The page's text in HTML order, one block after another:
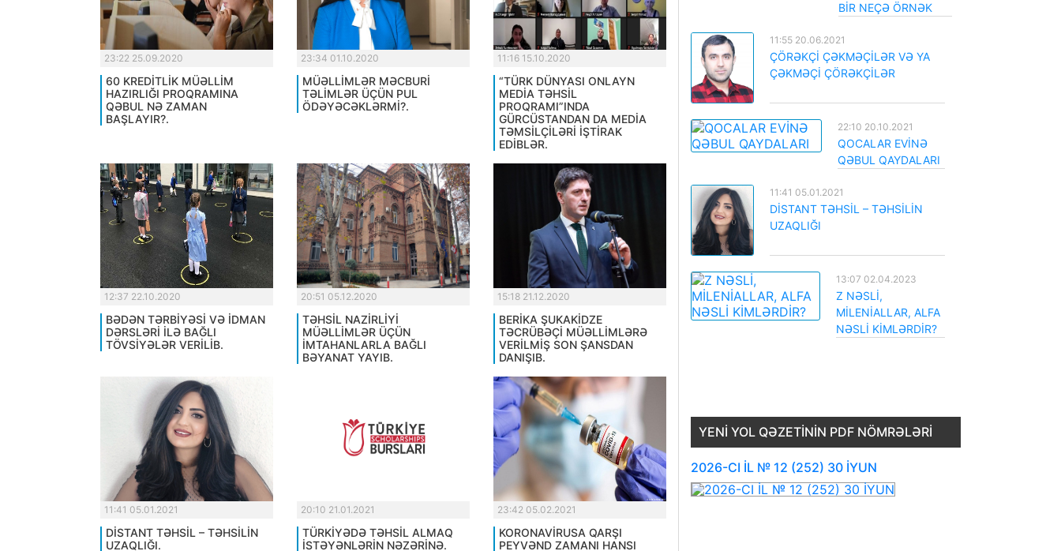
23:22 25.09.2020
60 KREDİTLİK MÜƏLLİM
HAZIRLIĞI PROQRAMINA
QƏBUL NƏ ZAMAN
BAŞLAYIR?.
23:34 01.10.2020
MÜƏLLİMLƏR MƏCBURİ
TƏLİMLƏR ÜÇÜN PUL
ÖDƏYƏCƏKLƏRMİ?.
11:16 15.10.2020
“TÜRK DÜNYASI ONLAYN
MEDİA TƏHSİL
PROQRAMI”INDA
GÜRCÜSTANDAN DA MEDİA
TƏMSİLÇİLƏRİ İŞTİRAK
EDİBLƏR.
12:37 22.10.2020
BƏDƏN TƏRBİYƏSİ VƏ İDMAN
DƏRSLƏRİ İLƏ BAĞLI
TÖVSİYƏLƏR VERİLİB.
20:51 05.12.2020
TƏHSİL NAZİRLİYİ
MÜƏLLİMLƏR ÜÇÜN
İMTAHANLARLA BAĞLI
BƏYANAT YAYIB.
15:18 21.12.2020
BERİKA ŞUKAKİDZE
TƏCRÜBƏÇİ MÜƏLLİMLƏRƏ
VERİLMİŞ SON ŞANSDAN
DANIŞIB.
11:41 05.01.2021
DİSTANT TƏHSİL – TƏHSİLİN
UZAQLIĞI.
20:10 21.01.2021
TÜRKİYƏDƏ TƏHSİL ALMAQ
İSTƏYƏNLƏRİN NƏZƏRİNƏ.
23:42 05.02.2021
KORONAVİRUSA QARŞI
PEYVƏND ZAMANI HANSI
BİR NEÇƏ ÖRNƏK
11:55 20.06.2021
ÇÖRƏKÇİ ÇƏKMƏÇİLƏR VƏ YA
ÇƏKMƏÇİ ÇÖRƏKÇİLƏR
22:10 20.10.2021
QOCALAR EVİNƏ
QƏBUL QAYDALARI
11:41 05.01.2021
DİSTANT TƏHSİL – TƏHSİLİN
UZAQLIĞI
13:07 02.04.2023
Z NƏSLİ,
MİLENİALLAR, ALFA
NƏSLİ KİMLƏRDİR?
YENI YOL QƏZETININ PDF NÖMRƏLƏRI
2026-CI İL № 12 (252) 30 İYUN